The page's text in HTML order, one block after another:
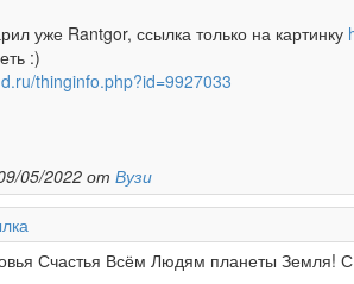
уже Rantgor, ссылка только на картинку
:)
thinginfo.php?id=9927033
05/2022 от Вузи
Счастья Всём Людям планеты Земля!